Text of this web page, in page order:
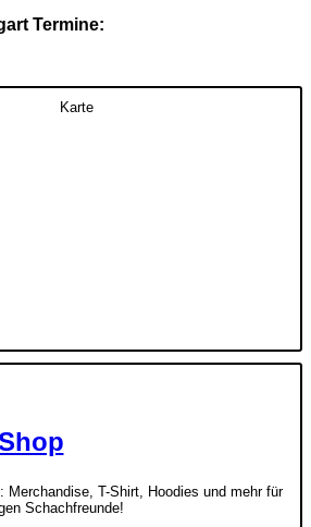
Termine:
Merchandise, T-Shirt, Hoodies und mehr für
Schachfreunde!